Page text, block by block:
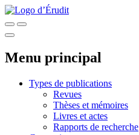
Menu principal
Types de publications
Revues
Thèses et mémoires
Livres et actes
Rapports de recherche